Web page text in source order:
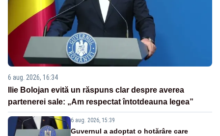
6 aug. 2026, 16:34
Ilie Bolojan evită un răspuns clar despre averea
partenerei sale: „Am respectat întotdeauna legea”
6 aug. 2026, 15:39
Guvernul a adoptat o hotărâre care